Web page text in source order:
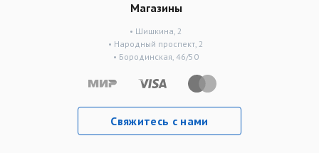
Магазины
• Шишкина, 2
• Народный проспект, 2
• Бородинская, 46/50
Свяжитесь с нами